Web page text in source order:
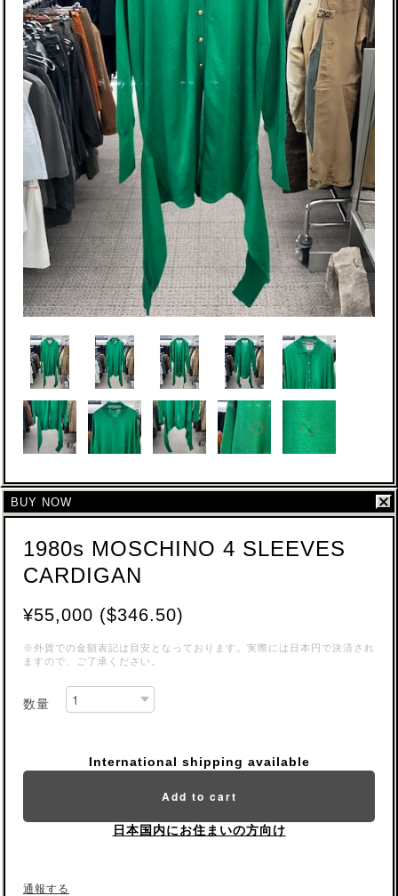
BUY NOW
1980s MOSCHINO 4 SLEEVES
CARDIGAN
¥55,000 ($346.50)
※外貨での金額表記は目安となっております。実際には日本円で決済され
ますので、ご了承ください。
数量
International shipping available
Add to cart
日本国内にお住まいの方向け
通報する